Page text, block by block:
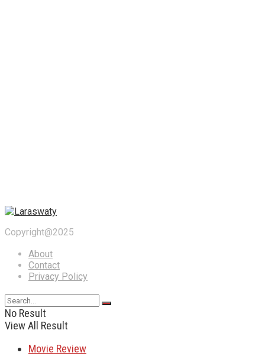
Copyright@2025
About
Contact
Privacy Policy
No Result
View All Result
Movie Review